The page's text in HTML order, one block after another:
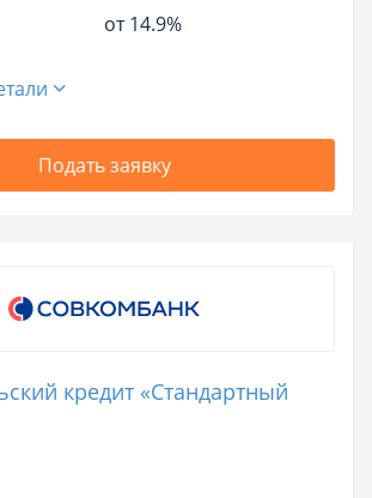
от 14.9%
Подать заявку
кредит «Стандартный